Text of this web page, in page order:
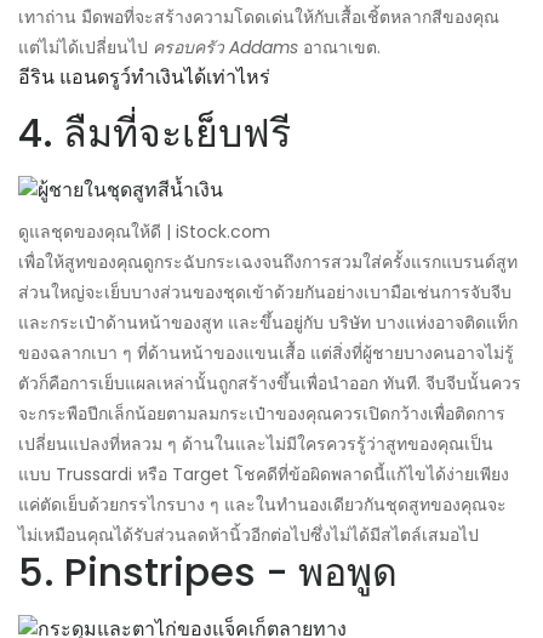
เทาถ่าน มืดพอที่จะสร้างความโดดเด่นให้กับเสื้อเชิ้ตหลากสีของคุณ
แต่ไม่ได้เปลี่ยนไป ครอบครัว Addams อาณาเขต.
อีริน แอนดรูว์ทำเงินได้เท่าไหร่
4. ลืมที่จะเย็บฟรี
ดูแลชุดของคุณให้ดี | iStock.com
เพื่อให้สูทของคุณดูกระฉับกระเฉงจนถึงการสวมใส่ครั้งแรกแบรนด์สูท
ส่วนใหญ่จะเย็บบางส่วนของชุดเข้าด้วยกันอย่างเบามือเช่นการจับจีบ
และกระเป๋าด้านหน้าของสูท และขึ้นอยู่กับ บริษัท บางแห่งอาจติดแท็ก
ของฉลากเบา ๆ ที่ด้านหน้าของแขนเสื้อ แต่สิ่งที่ผู้ชายบางคนอาจไม่รู้
ตัวก็คือการเย็บแผลเหล่านั้นถูกสร้างขึ้นเพื่อนำออก ทันที. จีบจีบนั้นควร
จะกระพือปีกเล็กน้อยตามลมกระเป๋าของคุณควรเปิดกว้างเพื่อติดการ
เปลี่ยนแปลงที่หลวม ๆ ด้านในและไม่มีใครควรรู้ว่าสูทของคุณเป็น
แบบ Trussardi หรือ Target โชคดีที่ข้อผิดพลาดนี้แก้ไขได้ง่ายเพียง
แค่ตัดเย็บด้วยกรรไกรบาง ๆ และในทำนองเดียวกันชุดสูทของคุณจะ
ไม่เหมือนคุณได้รับส่วนลดห้านิ้วอีกต่อไปซึ่งไม่ได้มีสไตล์เสมอไป
5. Pinstripes - พอพูด